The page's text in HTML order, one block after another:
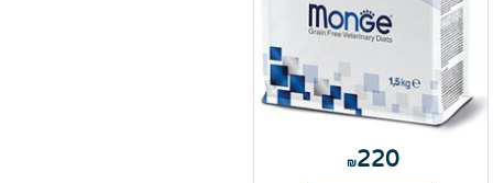
₪220